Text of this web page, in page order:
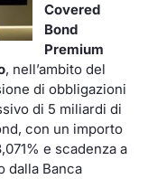
Covered
Bond
Premium
, nell’ambito del
di obbligazioni
di 5 miliardi di
con un importo
e scadenza a
dalla Banca